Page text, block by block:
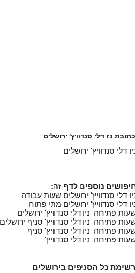
כתובת ניו דלי סנדוויץ' ירושלים
דלי סנדוויץ' ירושלים
נוספים לדף זה:
דלי סנדוויץ' ירושלים שעות עבודה
דלי סנדוויץ' ירושלים מתי פתוח
פתיחה ניו דלי סנדוויץ' ירושלים
פתיחה ניו דלי סנדוויץ' סניף ירושלים
פתיחה ניו דלי סנדוויץ' סניף
פתיחה ניו דלי סנדוויץ'
רשימת כל הסניפים בירושלים